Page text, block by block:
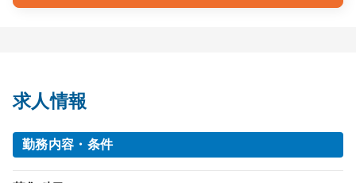
求人情報
勤務内容・条件